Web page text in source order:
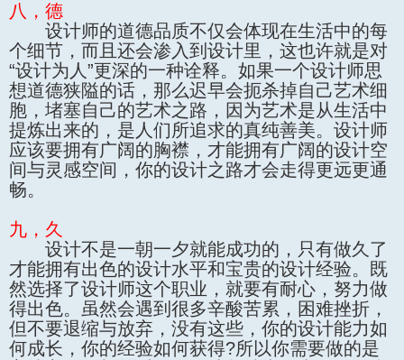
八，德
设计师的道德品质不仅会体现在生活中的每
个细节，而且还会渗入到设计里，这也许就是对
“设计为人”更深的一种诠释。如果一个设计师思
想道德狭隘的话，那么迟早会扼杀掉自己艺术细
胞，堵塞自己的艺术之路，因为艺术是从生活中
提炼出来的，是人们所追求的真纯善美。设计师
应该要拥有广阔的胸襟，才能拥有广阔的设计空
间与灵感空间，你的设计之路才会走得更远更通
畅。
九，久
设计不是一朝一夕就能成功的，只有做久了
才能拥有出色的设计水平和宝贵的设计经验。既
然选择了设计师这个职业，就要有耐心，努力做
得出色。虽然会遇到很多辛酸苦累，困难挫折，
但不要退缩与放弃，没有这些，你的设计能力如
何成长，你的经验如何获得?所以你需要做的是